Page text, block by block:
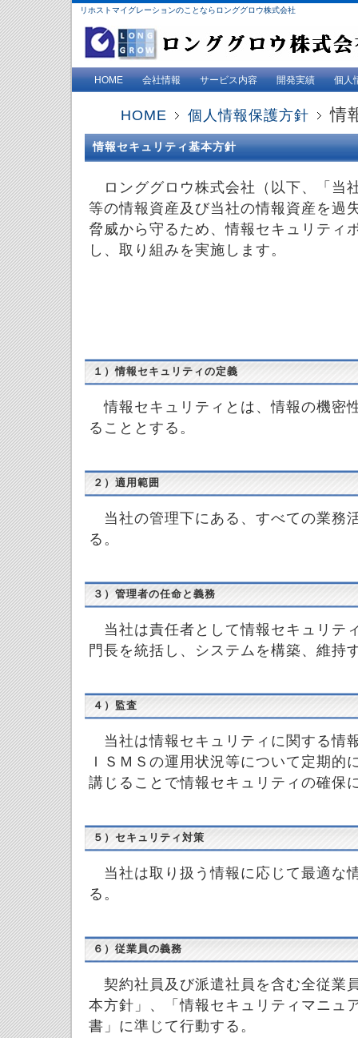
リホストマイグレーションのことならロンググロウ株式会社
HOME 会社情報 サービス内容 開発実績 個人
HOME 個人情報保護方針 情
情報セキュリティ基本方針
ロンググロウ株式会社（以下、「当
等の情報資産及び当社の情報資産を過
脅威から守るため、情報セキュリティ
し、取り組みを実施します。
１）情報セキュリティの定義
情報セキュリティとは、情報の機密
ることとする。
２）適用範囲
当社の管理下にある、すべての業務
る。
３）管理者の任命と義務
当社は責任者として情報セキュリテ
門長を統括し、システムを構築、維持
４）監査
当社は情報セキュリティに関する情
ＩＳＭＳの運用状況等について定期的
講じることで情報セキュリティの確保
５）セキュリティ対策
当社は取り扱う情報に応じて最適な
る。
６）従業員の義務
契約社員及び派遣社員を含む全従業
本方針」、「情報セキュリティマニュ
書」に準じて行動する。